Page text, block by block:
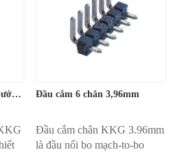
là giải pháp linh hoạt cho các
thiết kế điện tử mạnh mẽ.
Đầu nối cái chìm ngang bước 5,08mm Đầu cắm 6 chân 3,96mm
Đầu cắm chân KKG 3.96mm
là đầu nối bo mạch-to-bo